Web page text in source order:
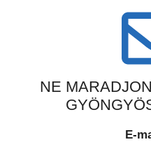
NE
E-